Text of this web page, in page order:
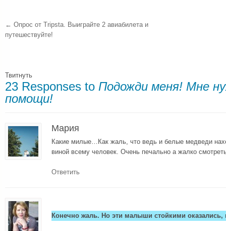
← Опрос от Tripsta. Выиграйте 2 авиабилета и
путешествуйте!
Твитнуть
23 Responses to Подожди меня! Мне
помощи!
Мария
Какие милые…Как жаль, что ведь и белые медведи
виной всему человек. Очень печально а жалко
Ответить
Конечно жаль. Но эти малыши стойкими